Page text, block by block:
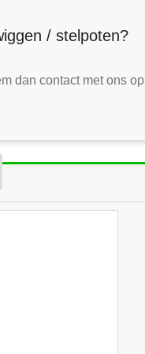
/ stelpoten?
dan contact met ons